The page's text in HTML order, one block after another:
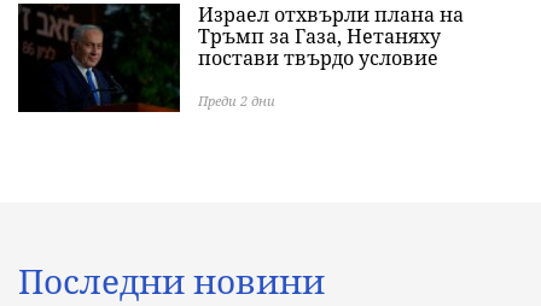
Израел отхвърли плана на
Тръмп за Газа, Нетаняху
постави твърдо условие
Преди 2 дни
Последни новини